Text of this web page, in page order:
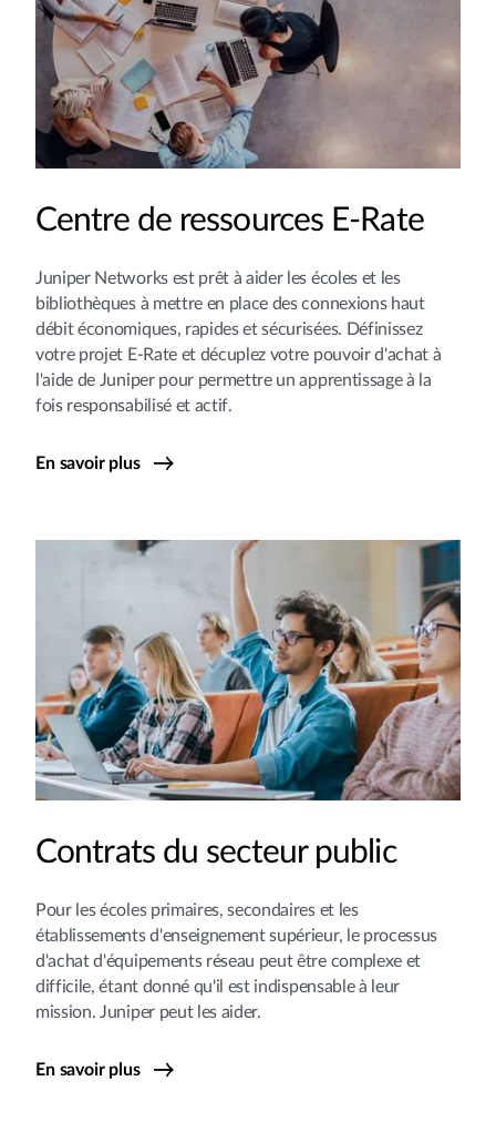
Centre de ressources E-Rate
Juniper Networks est prêt à aider les écoles et les
bibliothèques à mettre en place des connexions haut
débit économiques, rapides et sécurisées. Définissez
votre projet E-Rate et décuplez votre pouvoir d'achat à
l'aide de Juniper pour permettre un apprentissage à la
fois responsabilisé et actif.
En savoir plus
Contrats du secteur public
Pour les écoles primaires, secondaires et les
établissements d'enseignement supérieur, le processus
d'achat d'équipements réseau peut être complexe et
difficile, étant donné qu'il est indispensable à leur
mission. Juniper peut les aider.
En savoir plus